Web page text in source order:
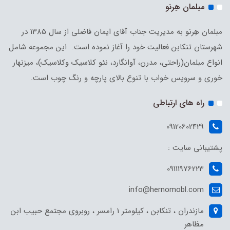
مبلمان هِرنو
مبلمان هِرنو به مدیریت جناب آقای ایمان فاضلی از سال 1385 در
شهرستان تنکابن فعالیت خود را آغاز نموده است. این مجموعه شامل
انواع مبلمان(راحتی، مدرن، آوانگارد، نئو کلاسیک وکلاسیک)، میزنهار
خوری و سرویس خواب با تنوع بالای پارچه و رنگ چوب است.
راه های ارتباطی
09120602429
پشتیبانی سایت :
09111976223
info@hernomobl.com
مازندران ، تنکابن ، کیلومتر 1 رامسر ، روبروی مجتمع حبیب ابن
مظاهر